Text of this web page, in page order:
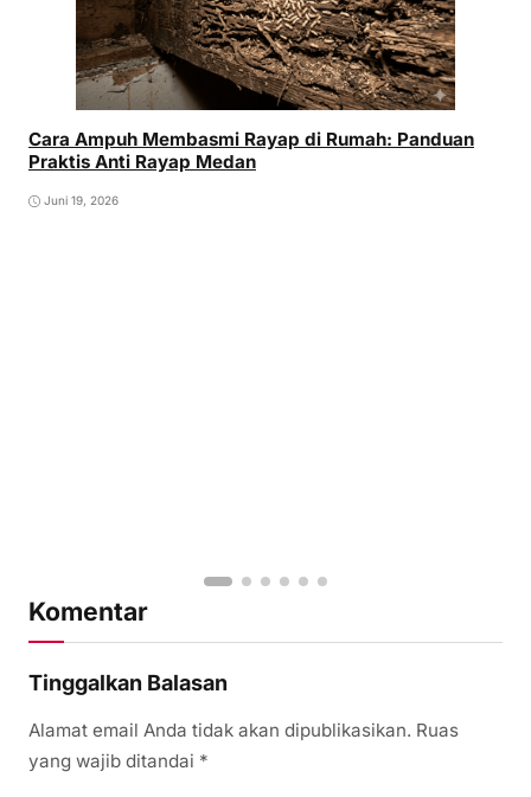
Cara Ampuh Membasmi Rayap di Rumah: Panduan
Praktis Anti Rayap Medan
Juni 19, 2026
Komentar
Tinggalkan Balasan
Alamat email Anda tidak akan dipublikasikan. Ruas
yang wajib ditandai *